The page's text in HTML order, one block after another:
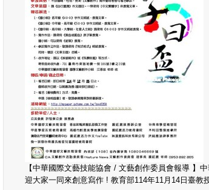
【中華國際文藝技能協會 / 文藝創作委員會報導 】
迎大家一同來創意寫作 ! 教育部114年11月14日臺教